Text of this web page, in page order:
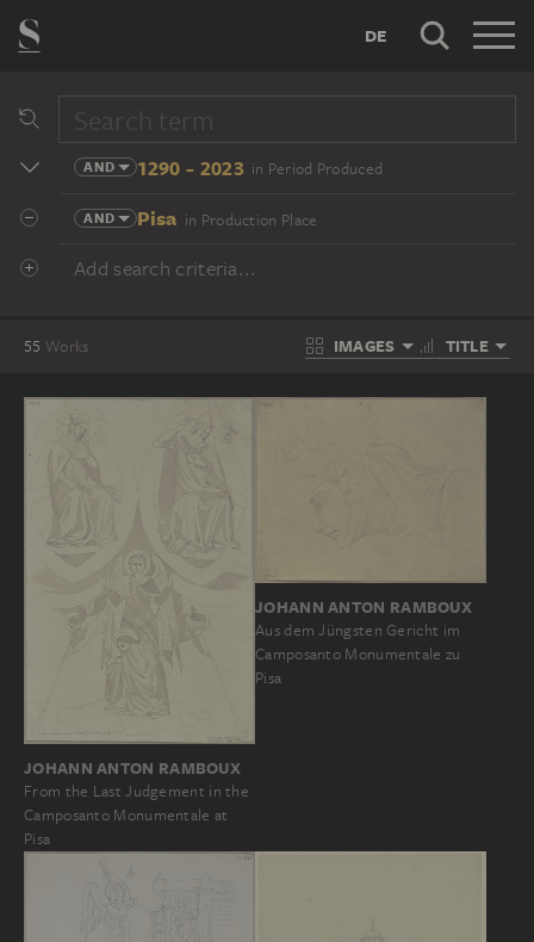
DE
AND 1290 - 2023 in Period Produced
AND Pisa in Production Place
Add search criteria...
55 Works IMAGES TITLE
JOHANN ANTON RAMBOUX
From the Last Judgement in the
Camposanto Monumentale at
Pisa
JOHANN ANTON RAMBOUX
Aus dem Jüngsten Gericht im
Camposanto Monumentale zu
Pisa